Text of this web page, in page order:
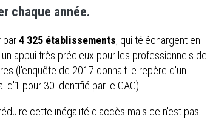
chaque année.
par4 325 établissements, qui téléchargent en
appui très précieux pour les professionnels de
(l'enquête de 2017 donnait le repère d'un
d'1 pour 30 identifié par le GAG).
cette inégalité d'accès mais ce n'est pas